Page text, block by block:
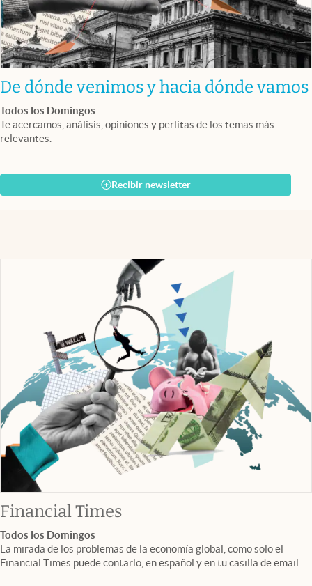
De dónde venimos y hacia dónde vamos
Todos los Domingos
Te acercamos, análisis, opiniones y perlitas de los temas más
relevantes.
Recibir newsletter
Financial Timesabre en nueva pestaña
Todos los Domingos
La mirada de los problemas de la economía global, como solo el
Financial Times puede contarlo, en español y en tu casilla de email.